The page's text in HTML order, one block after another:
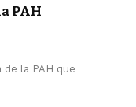
PAH
de la PAH que